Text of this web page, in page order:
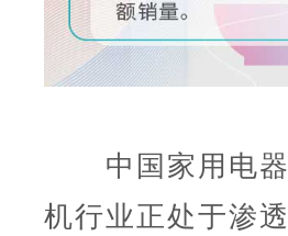
中国家用电器
机行业正处于渗